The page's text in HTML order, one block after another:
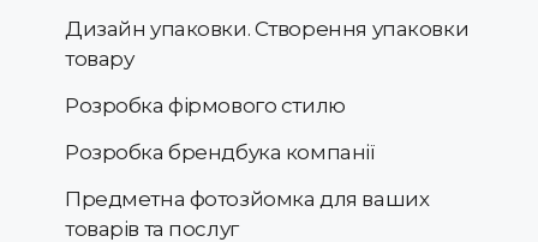
Дизайн упаковки. Створення упаковки
товару
Розробка фірмового стилю
Розробка брендбука компанії
Предметна фотозйомка для ваших
товарів та послуг